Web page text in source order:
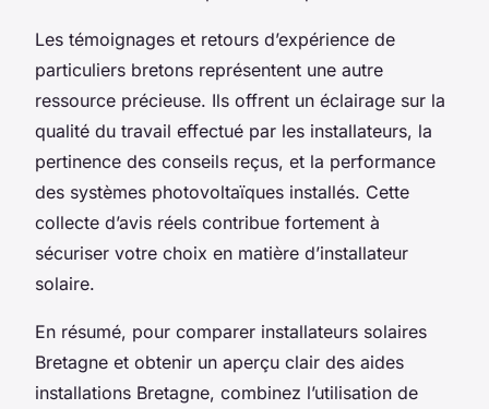
Les témoignages et retours d’expérience de
particuliers bretons représentent une autre
ressource précieuse. Ils offrent un éclairage sur la
qualité du travail effectué par les installateurs, la
pertinence des conseils reçus, et la performance
des systèmes photovoltaïques installés. Cette
collecte d’avis réels contribue fortement à
sécuriser votre choix en matière d’installateur
solaire.
En résumé, pour comparer installateurs solaires
Bretagne et obtenir un aperçu clair des aides
installations Bretagne, combinez l’utilisation de